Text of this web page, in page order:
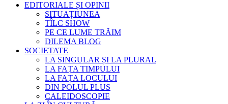
EDITORIALE ȘI OPINII
SITUAȚIUNEA
TÎLC SHOW
PE CE LUME TRĂIM
DILEMA BLOG
SOCIETATE
LA SINGULAR ȘI LA PLURAL
LA FAȚA TIMPULUI
LA FAȚA LOCULUI
DIN POLUL PLUS
CALEIDOSCOPIE